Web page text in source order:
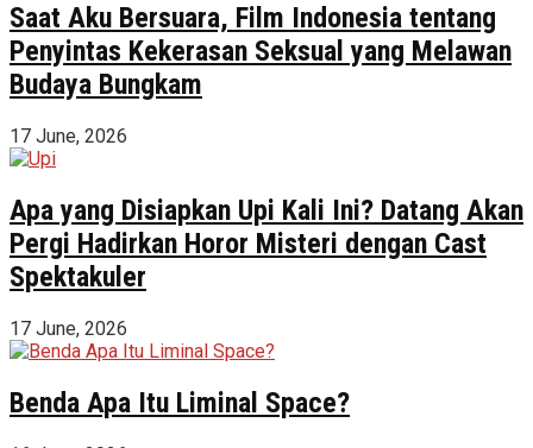
Saat Aku Bersuara, Film Indonesia tentang
Penyintas Kekerasan Seksual yang Melawan
Budaya Bungkam
17 June, 2026
Apa yang Disiapkan Upi Kali Ini? Datang Akan
Pergi Hadirkan Horor Misteri dengan Cast
Spektakuler
17 June, 2026
Benda Apa Itu Liminal Space?